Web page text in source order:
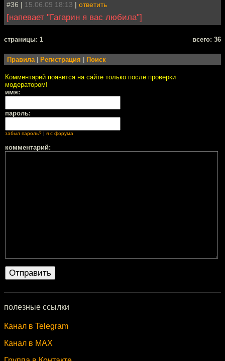
#36 | 15.06.09 18:13 | ответить
[напевает "Гагарин я вас любила"]
cтраницы: 1 всего: 36
Правила| Регистрация Поиск
Комментарий появится на сайте только после проверки
модератором!
имя:
пароль:
забыл пароль? | я с форума
комментарий:
полезные ссылки
Канал в Telegram
Канал в MAX